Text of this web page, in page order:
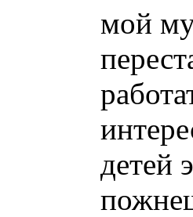
мой
детей